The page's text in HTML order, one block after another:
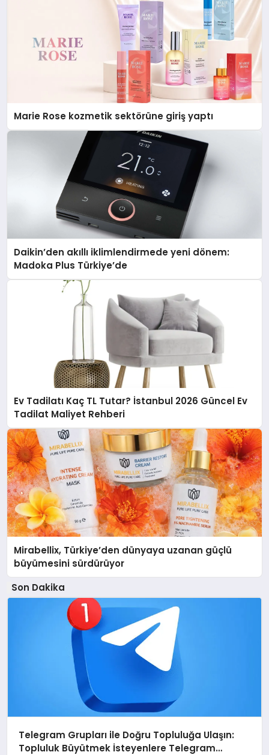
Marie Rose kozmetik sektörüne giriş yaptı
Daikin’den akıllı iklimlendirmede yeni dönem:
Madoka Plus Türkiye’de
Ev Tadilatı Kaç TL Tutar? İstanbul 2026 Güncel Ev
Tadilat Maliyet Rehberi
Mirabellix, Türkiye’den dünyaya uzanan güçlü
büyümesini sürdürüyor
Son Dakika
Telegram Grupları ile Doğru Topluluğa Ulaşın:
Topluluk Büyütmek İsteyenlere Telegram